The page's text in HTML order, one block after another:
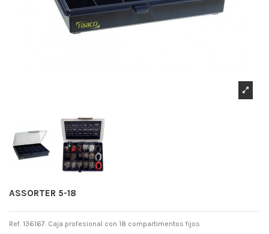
ASSORTER 5-18
Ref. 136167. Caja profesional con 18 compartimentos fijos